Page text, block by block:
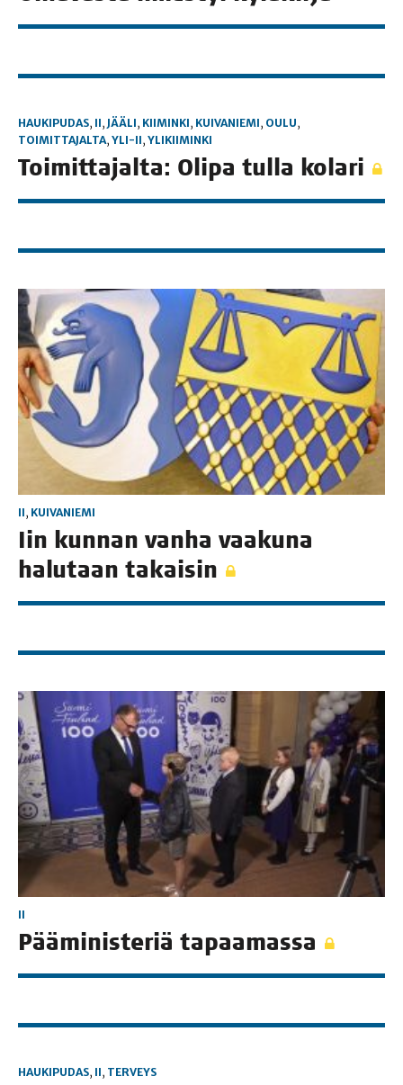
HAUKIPUDAS, II, JÄÄLI, KIIMINKI, KUIVANIEMI, OULU,
TOIMITTAJALTA, YLI-II, YLIKIIMINKI
Toi­mit­ta­jal­ta: Oli­pa tul­la kolari
II, KUIVANIEMI
Iin kun­nan van­ha vaa­ku­na
halu­taan takaisin
II
Pää­mi­nis­te­riä tapaamassa
HAUKIPUDAS, II, TERVEYS